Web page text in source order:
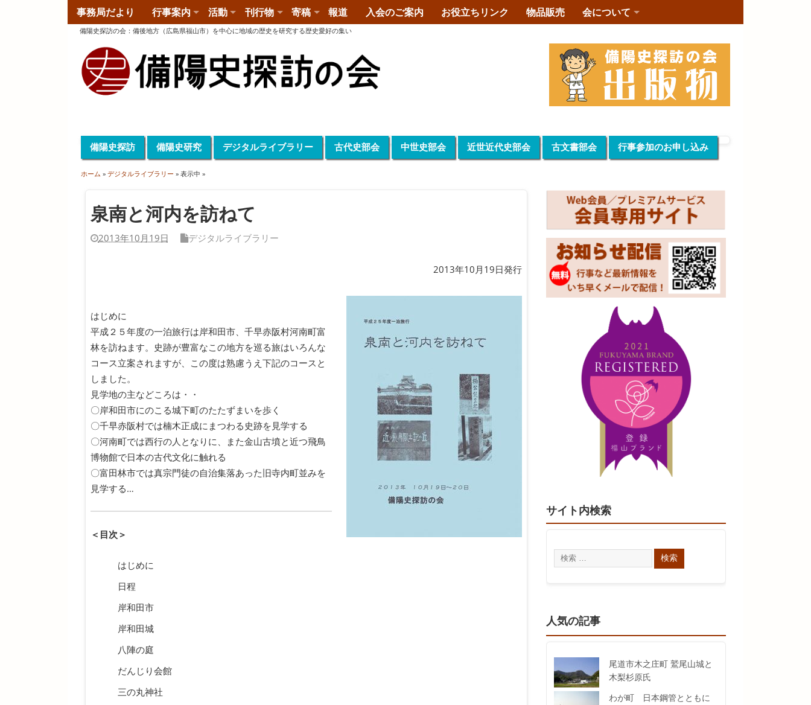
事務局だより 行事案内 活動 刊行物 寄稿 報道 入会のご案内 お役立ちリンク 物品販売 会について
備陽史探訪の会 ： 備後地方（広島県福山市）を中心に地域の歴史を研究する歴史愛好の集い
備陽史探訪 備陽史研究 デジタルライブラリー 古代史部会 中世史部会 近世近代史部会 古文書部会 行事参加のお申し込み
ホーム »デジタルライブラリー » 表示中 »
泉南と河内を訪ねて
2013年10月19日 デジタルライブラリー
2013年10月19日発行
はじめに
平成２５年度の一泊旅行は岸和田市、千早赤阪村河南町富
林を訪ねます。史跡が豊富なこの地方を巡る旅はいろんな
コース立案されますが、この度は熟慮うえ下記のコースと
しました。
見学地の主などころは・・
〇岸和田市にのこる城下町のたたずまいを歩く
〇千早赤阪村では楠木正成にまつわる史跡を見学する
〇河南町では西行の人となりに、また金山古墳と近つ飛鳥
博物館で日本の古代文化に触れる
〇富田林市では真宗門徒の自治集落あった旧寺内町並みを
見学する…
＜目次＞
はじめに
日程
岸和田市
岸和田城
八陣の庭
だんじり会館
三の丸神社
サイト内検索
人気の記事
尾道市木之庄町 鷲尾山城と
木梨杉原氏
わが町 日本鋼管とともに